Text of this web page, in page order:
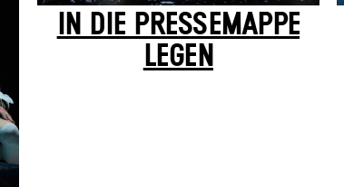
IN DIE PRESSEMAPPE
LEGEN